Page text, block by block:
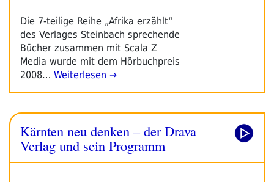
Die 7-teilige Reihe „Afrika erzählt“
des Verlages Steinbach sprechende
Bücher zusammen mit Scala Z
Media wurde mit dem Hörbuchpreis
2008… Weiterlesen →
Kärnten neu denken – der Drava
Verlag und sein Programm